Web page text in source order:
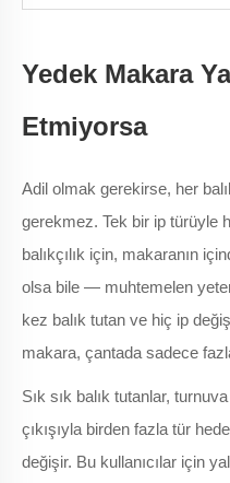
Yedek Makara
Etmiyorsa
Adil olmak gerekirse, her
gerekmez. Tek bir ip türüyle
balıkçılık için, makaranın
olsa bile — muhtemelen
kez balık tutan ve hiç ip
makara, çantada sadece
Sık sık balık tutanlar,
çıkışıyla birden fazla tür
değişir. Bu kullanıcılar için